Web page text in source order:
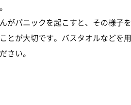
がパニックを起こすと、その様子
とが大切です。バスタオルなどを
さい。